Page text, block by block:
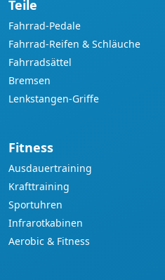
Teile
Fahrrad-Pedale
Fahrrad-Reifen & Schläuche
Fahrradsättel
Bremsen
Lenkstangen-Griffe
Fitness
Ausdauertraining
Krafttraining
Sportuhren
Infrarotkabinen
Aerobic & Fitness